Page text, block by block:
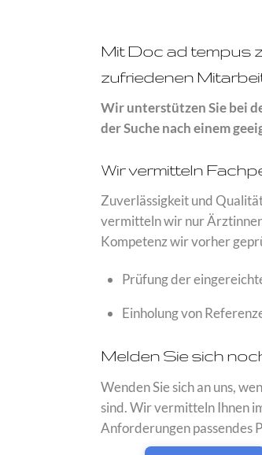
Mit Doc ad tempus
zufriedenen
Wir unterstützen Sie bei
der Suche nach einem
Wir vermitteln
Zuverlässigkeit und
vermitteln wir nur
Kompetenz wir vorher
Prüfung der
Einholung von
Melden Sie sich
Wenden Sie sich an uns,
sind. Wir vermitteln Ihnen
Anforderungen passendes